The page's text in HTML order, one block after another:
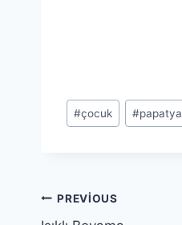
Post
Tags:
#çocuk #papatya
Yazı
PREVIOUS